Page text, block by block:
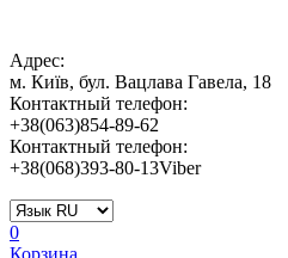
Адрес:
м. Київ, бул. Вацлава Гавела, 18
Контактный телефон:
+38(063)854-89-62
Контактный телефон:
+38(068)393-80-13Viber
0
Корзина